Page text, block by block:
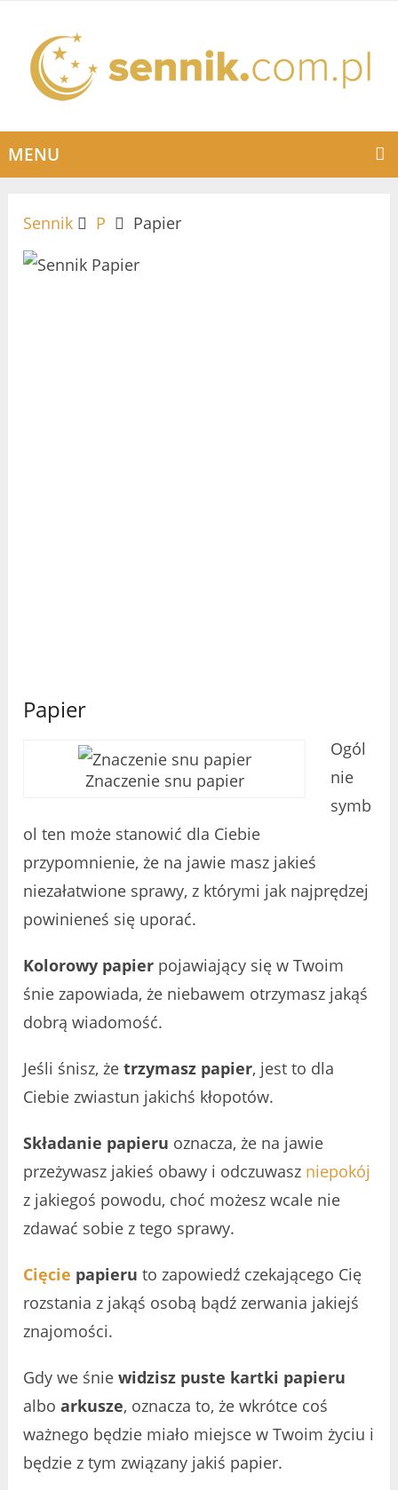
MENU
Sennik P Papier
Papier
Znaczenie snu papier
Ogól
nie
symb
ol ten może stanowić dla Ciebie
przypomnienie, że na jawie masz jakieś
niezałatwione sprawy, z którymi jak najprędzej
powinieneś się uporać.
Kolorowy papier pojawiający się w Twoim
śnie zapowiada, że niebawem otrzymasz jakąś
dobrą wiadomość.
Jeśli śnisz, że trzymasz papier, jest to dla
Ciebie zwiastun jakichś kłopotów.
Składanie papieru oznacza, że na jawie
przeżywasz jakieś obawy i odczuwasz niepokój
z jakiegoś powodu, choć możesz wcale nie
zdawać sobie z tego sprawy.
Cięcie papieru to zapowiedź czekającego Cię
rozstania z jakąś osobą bądź zerwania jakiejś
znajomości.
Gdy we śnie widzisz puste kartki papieru
albo arkusze, oznacza to, że wkrótce coś
ważnego będzie miało miejsce w Twoim życiu i
będzie z tym związany jakiś papier.